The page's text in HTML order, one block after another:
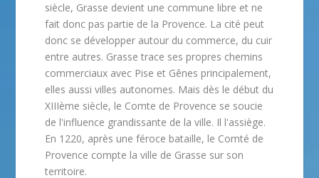
siècle, Grasse devient une commune libre et ne
fait donc pas partie de la Provence. La cité peut
donc se développer autour du commerce, du cuir
entre autres. Grasse trace ses propres chemins
commerciaux avec Pise et Gênes principalement,
elles aussi villes autonomes. Mais dès le début du
XIIIème siècle, le Comte de Provence se soucie
de l'influence grandissante de la ville. Il l'assiège.
En 1220, après une féroce bataille, le Comté de
Provence compte la ville de Grasse sur son
territoire.